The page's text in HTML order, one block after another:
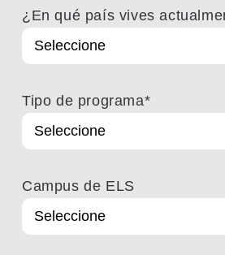
¿En qué país vives
Tipo de programa*
Campus de ELS